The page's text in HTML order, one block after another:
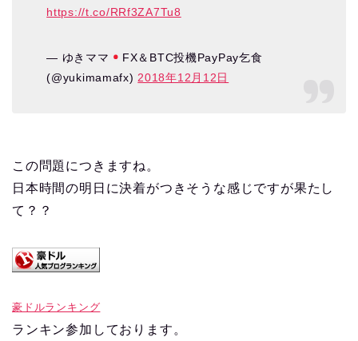
https://t.co/RRf3ZA7Tu8
— ゆきママ
FX＆BTC投機PayPay乞食
(@yukimamafx)2018年12月12日
この問題につきますね。
日本時間の明日に決着がつきそうな感じですが果たし
て？？
豪ドルランキング
ランキン参加しております。